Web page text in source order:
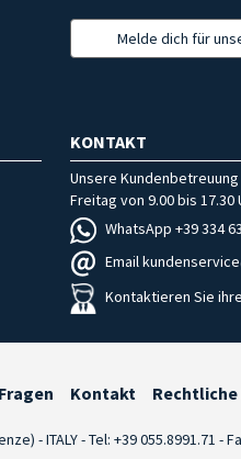
Melde dich für
KONTAKT
Unsere
Freitag von 9.00 bis 17.30
WhatsApp +39 334
Email
Kontaktieren Sie
Kontakt
- ITALY - Tel: +39 055.8991.71 -